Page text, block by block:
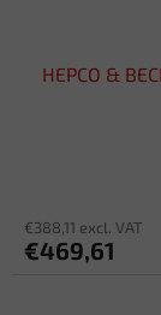
HEPCO &
€388,11 excl. VAT
€469,61